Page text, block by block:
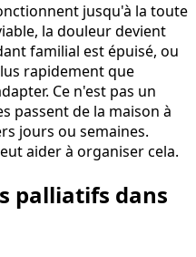
jusqu'à la toute
la douleur devient
familial est épuisé, ou
rapidement que
Ce n'est pas un
passent de la maison à
jours ou semaines.
aider à organiser cela.
palliatifs dans